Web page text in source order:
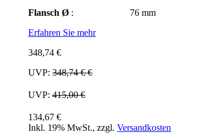
Flansch Ø : 76 mm
Erfahren Sie mehr
348,74 €
UVP: 348,74 €€
UVP: 415,00 €
134,67 €
Inkl. 19% MwSt., zzgl. Versandkosten